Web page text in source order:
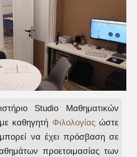
Studio Μαθηματικών
καθηγητή Φιλολογίας ώστε
να έχει πρόσβαση σε
προετοιμασίας των